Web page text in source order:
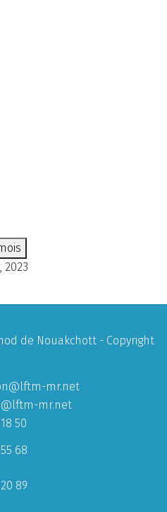
2023
de Nouakchott - Copyright
mr.net
mr.net
50
68
89